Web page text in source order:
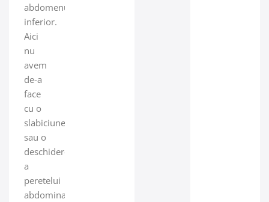
abdomenul
inferior.
Aici
nu
avem
de-a
face
cu o
slabiciune
sau o
deschidere
a
peretelui
abdominal,